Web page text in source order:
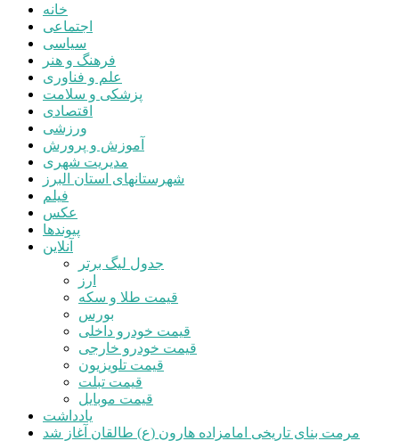
خانه
اجتماعی
سیاسی
فرهنگ و هنر
علم و فناوری
پزشکی و سلامت
اقتصادی
ورزشی
آموزش و پرورش
مدیریت شهری
شهرستانهای استان البرز
فیلم
عکس
پیوندها
آنلاین
جدول لیگ برتر
ارز
قیمت طلا و سکه
بورس
قیمت خودرو داخلی
قیمت خودرو خارجی
قیمت تلویزیون
قیمت تبلت
قیمت موبایل
یادداشت
مرمت بنای تاریخی امامزاده هارون (ع) طالقان آغاز شد